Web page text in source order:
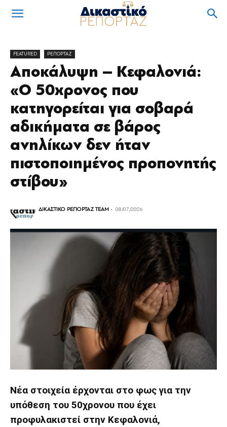
FEATURED ΡΕΠΟΡΤΑΖ
Αποκάλυψη – Κεφαλονιά:
«Ο 50χρονος που
κατηγορείται για σοβαρά
αδικήματα σε βάρος
ανηλίκων δεν ήταν
πιστοποιημένος προπονητής
στίβου»
ΔΙΚΑΣΤΙΚΟ ΡΕΠΟΡΤΑΖ TEAM - 08/07/2026
Νέα στοιχεία έρχονται στο φως για την
υπόθεση του 50χρονου που έχει
προφυλακιστεί στην Κεφαλονιά,